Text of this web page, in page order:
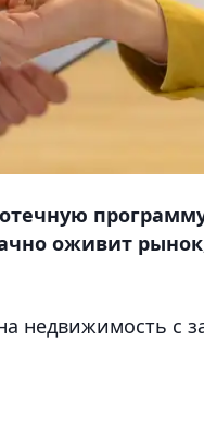
оживит
недвижимость с